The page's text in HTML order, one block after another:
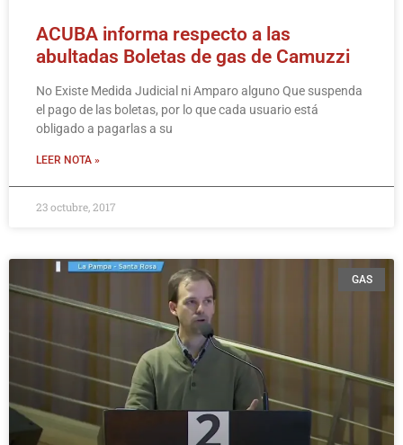
ACUBA informa respecto a las
abultadas Boletas de gas de Camuzzi
No Existe Medida Judicial ni Amparo alguno Que suspenda
el pago de las boletas, por lo que cada usuario está
obligado a pagarlas a su
LEER NOTA »
23 octubre, 2017
GAS